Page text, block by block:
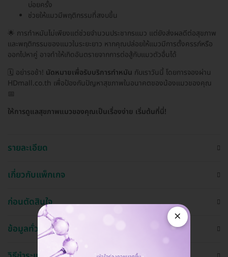
บ่อยครั้ง
ช่วยให้แมวมีพฤติกรรมที่สงบขึ้น
🌟 การทำหมันไม่เพียงแต่ช่วยจำนวนประชากรแมว แต่ยังส่งผลดีต่อสุขภาพ
และพฤติกรรมของแมวในระยะยาว หากคุณปล่อยให้แมวมีการตั้งครรภ์หรือ
ออกไปหาคู่ อาจทำให้เกิดอันตรายจากการต่อสู้กับแมวตัวอื่นได้
🗓️ อย่ารอช้า! นัดหมายเพื่อรับบริการทำหมัน กับเราวันนี้ โดยการจองผ่าน
HDmall.co.th เพื่อป้องกันปัญหาสุขภาพในอนาคตของน้องแมวของคุณ
📅
ให้การดูแลสุขภาพแมวของคุณเป็นเรื่องง่าย เริ่มต้นที่นี่!
รายละเอียด
เกี่ยวกับแพ็กเกจ
ก่อนตัดสินใจ
ข้อมูลทั่วไป
×